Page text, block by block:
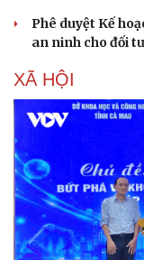
Phê duyệt Kế
an ninh cho đối
XÃ HỘI